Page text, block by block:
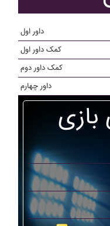
داور اول
کمک داور اول
کمک داور دوم
داور چهارم